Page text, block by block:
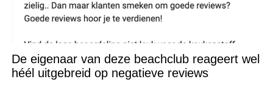
De eigenaar van deze beachclub reageert wel
héél uitgebreid op negatieve reviews